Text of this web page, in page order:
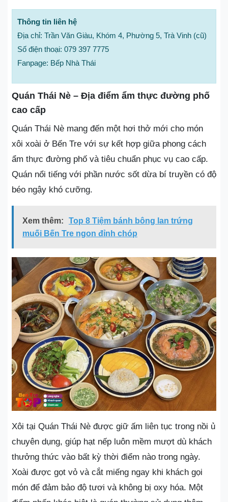
Thông tin liên hệ
Địa chỉ: Trần Văn Giàu, Khóm 4, Phường 5, Trà Vinh (cũ)
Số điện thoại: 079 397 7775
Fanpage: Bếp Nhà Thái
Quán Thái Nè – Địa điểm ẩm thực đường phố
cao cấp
Quán Thái Nè mang đến một hơi thở mới cho món
xôi xoài ở Bến Tre với sự kết hợp giữa phong cách
ẩm thực đường phố và tiêu chuẩn phục vụ cao cấp.
Quán nổi tiếng với phần nước sốt dừa bí truyền có độ
béo ngậy khó cưỡng.
Xem thêm:
Top 8 Tiệm bánh bông lan trứng
muối Bến Tre ngon đỉnh chóp
Xôi tại Quán Thái Nè được giữ ấm liên tục trong nồi ủ
chuyên dụng, giúp hạt nếp luôn mềm mượt dù khách
thưởng thức vào bất kỳ thời điểm nào trong ngày.
Xoài được gọt vỏ và cắt miếng ngay khi khách gọi
món để đảm bảo độ tươi và không bị oxy hóa. Một